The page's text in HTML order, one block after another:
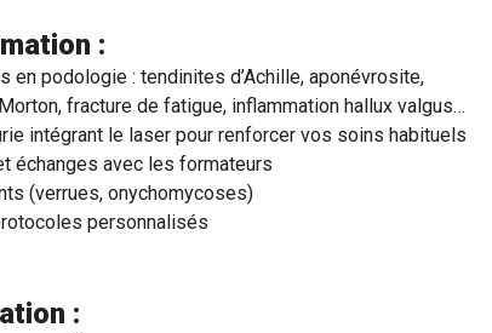
:
en podologie : tendinites d’Achille, aponévrosite,
fracture de fatigue, inflammation hallux valgus…
intégrant le laser pour renforcer vos soins habituels
échanges avec les formateurs
(verrues, onychomycoses)
personnalisés
: